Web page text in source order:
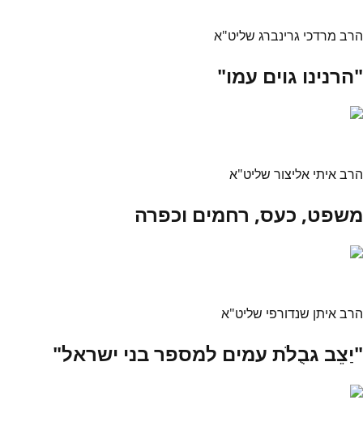
הרב מרדכי גרינברג שליט"א
"הרנינו גוים עמו"
הרב איתי אליצור שליט"א
משפט, כעס, רחמים וכפרה
הרב איתן שנדורפי שליט"א
"יַצֵב גבֻלֹת עמים למספר בני ישראל"